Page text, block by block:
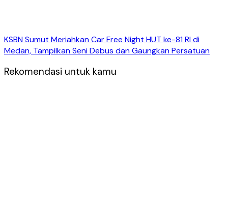
KSBN Sumut Meriahkan Car Free Night HUT ke-81 RI di
Medan, Tampilkan Seni Debus dan Gaungkan Persatuan
Rekomendasi untuk kamu